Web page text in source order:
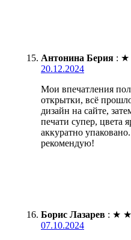
Антонина Берия : ★
20.12.2024
Мои впечатления
открытки, всё
дизайн на сайте,
печати супер, цвета
аккуратно
рекомендую!
Борис Лазарев : ★ ★
07.10.2024